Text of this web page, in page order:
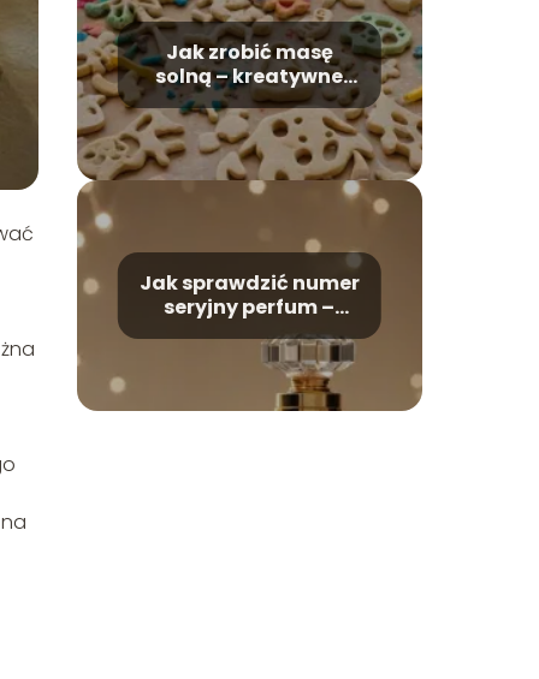
Jak zrobić masę
solną – kreatywne
projekty dla dzieci
Jak sprawdzić numer
seryjny perfum –
rozpoznawanie
oryginałów